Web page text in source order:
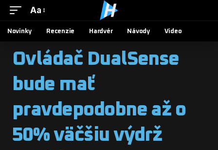
Aa
Novinky Recenzie Hardvér Návody Video
Ovládač DualSense
bude mať
pravdepodobne až o
50% väčšiu výdrž